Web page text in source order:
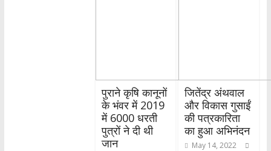
पुराने कृषि कानूनों
के भंवर में 2019
में 6000 धरती
पुत्रों ने दी थी
जान
जितेंद्र अंथवाल
और विकास गुसाईं
की पत्रकारिता
का हुआ अभिनंदन
May 14, 2022